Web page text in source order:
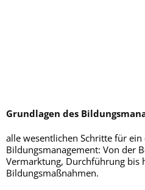
Grundlagen des
alle wesentlichen Schritte für
Bildungsmanagement: Von der
Vermarktung, Durchführung bis
Bildungsmaßnahmen.